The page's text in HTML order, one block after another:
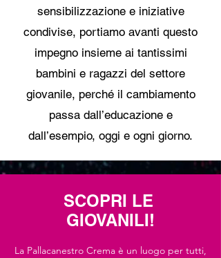
sensibilizzazione e iniziative
condivise, portiamo avanti questo
impegno insieme ai tantissimi
bambini e ragazzi del settore
giovanile, perché il cambiamento
passa dall’educazione e
dall’esempio, oggi e ogni giorno.
SCOPRI LE
GIOVANILI!
La Pallacanestro Crema è un luogo per tutti,